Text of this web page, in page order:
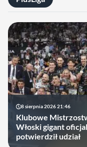
8 sierpnia 2026 21:46
Klubowe
Włoski gigant
potwierdził udział